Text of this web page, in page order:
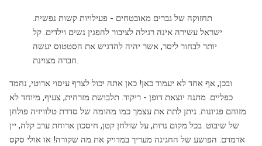
תחזוקה של גברים מאובטחים - פעילויות קשות נפשית.
ישראל עשירה אינה רגילה לציבור להפגין נשים וילדים. קל
יותר לבחור ליסר, אשר יהיה להדגיש את הסטטוס יעשה
חברה מצוינת.
ובכן, אף אחד לא יעמוד כאן! כאן אתה יכול לצרף עיסוי ארוטי, נחמד
כפליים. מתנה יוצאת דופן - ריקוד. תלבושת מזרחית, צעיף, מיוחד לא
מזוהם פגיונות. ניתן לתת את עצמך כמו מהומה של סדרת טלוויזיה פולחן
של שיבוט. בכל מקום נרות, על שולחן קטן, חיסכון ארוחת ערב קלה, יין
אדמדם. הפושע של החגיגה מעריך במדויק את מה שקורה! או אולי סקס